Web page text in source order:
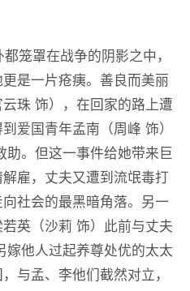
罩在战争的阴影之中，
是一片疮痍。善良而美丽
珠 饰），在回家的路上遭
爱国青年孟南（周峰 饰）
。但这一事件给她带来巨
雇，丈夫又遭到流氓毒打
社会的最黑暗角落。另一
英（沙莉 饰）此前与丈夫
嫁他人过起养尊处优的太太
与孟、李他们截然对立，